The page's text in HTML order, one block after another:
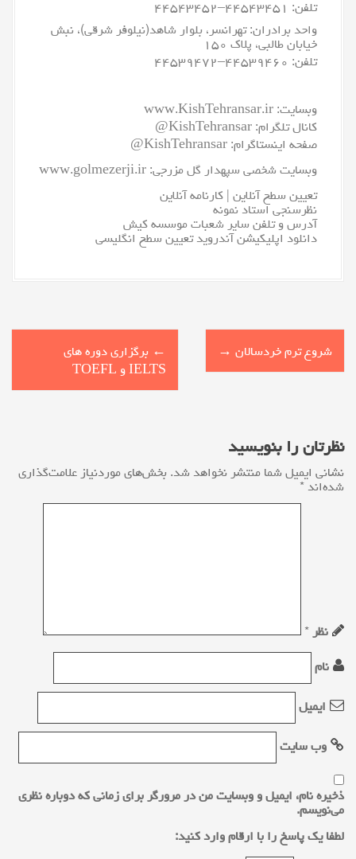
تلفن: ۴۴۵۴۳۴۵۱–۴۴۵۴۳۴۵۲
واحد برادران: تهرانسر، بلوار شاهد(نیلوفر شرقی)، نبش
خیابان طالبی، پلاک ۱۵۰
تلفن: ۴۴۵۳۹۴۶۰–۴۴۵۳۹۴۷۲
وبسایت: www.KishTehransar.ir
کانال تلگرام: KishTehransar@
صفحه اینستاگرام: KishTehransar@
وبسایت شخصی سپهدار گل مزرجی: www.golmezerji.ir
تعیین سطح آنلاین
کارنامه آنلاین
نظرسنجی استاد نمونه
آدرس و تلفن سایر شعبات موسسه کیش
دانلود اپلیکیشن آندروید تعیین سطح انگلیسی
P
o
t
n
a
a
t
o
n
← برگزاری دوره های
IELTS و TOEFL
شروع ترم خردسالان →
نظرتان را بنویسید
نشانی ایمیل شما منتشر نخواهد شد. بخش‌های موردنیاز علامت‌گذاری
شده‌اند *
نظر *
نام
ایمیل
وب‌ سایت
ذخیره نام، ایمیل و وبسایت من در مرورگر برای زمانی که دوباره نظری
می‌نویسم.
لطفا یک پاسخ را با ارقام وارد کنید: